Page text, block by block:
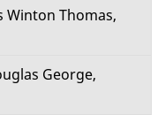
Winton Thomas,
George,